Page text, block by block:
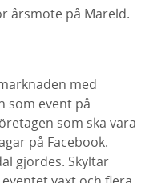
årsmöte på Mareld.
med
som event på
som ska vara
på Facebook.
gjordes. Skyltar